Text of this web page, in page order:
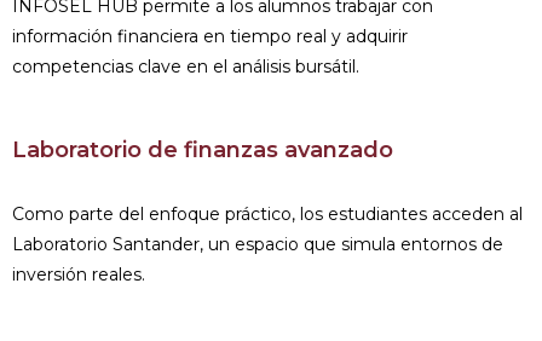
INFOSEL HUB permite a los alumnos trabajar con
información financiera en tiempo real y adquirir
competencias clave en el análisis bursátil.
Laboratorio de finanzas avanzado
Como parte del enfoque práctico, los estudiantes acceden al
Laboratorio Santander, un espacio que simula entornos de
inversión reales.